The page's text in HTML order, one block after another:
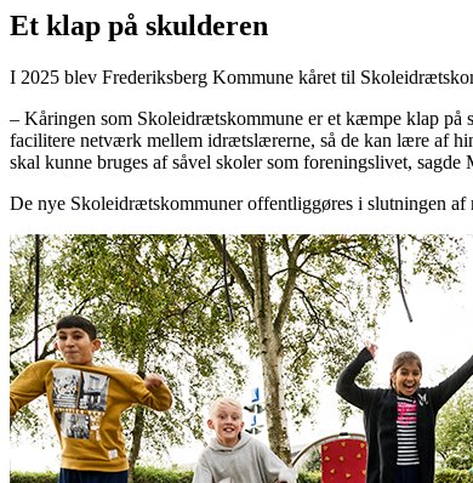
Et klap på skulderen
I 2025 blev Frederiksberg Kommune kåret til
– Kåringen som Skoleidrætskommune er et kæmpe klap på
facilitere netværk mellem idrætslærerne, så de kan lære af
skal kunne bruges af såvel skoler som foreningslivet,
De nye Skoleidrætskommuner offentliggøres i slutningen af